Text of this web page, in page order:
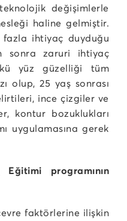
değişimlerle
haline gelmiştir.
fazla ihtiyaç duyduğu
sonra zaruri ihtiyaç
yüz güzelliği tüm
olup, 25 yaş sonrası
ince çizgiler ve
kontur bozuklukları
uygulamasına gerek
programının
faktörlerine ilişkin